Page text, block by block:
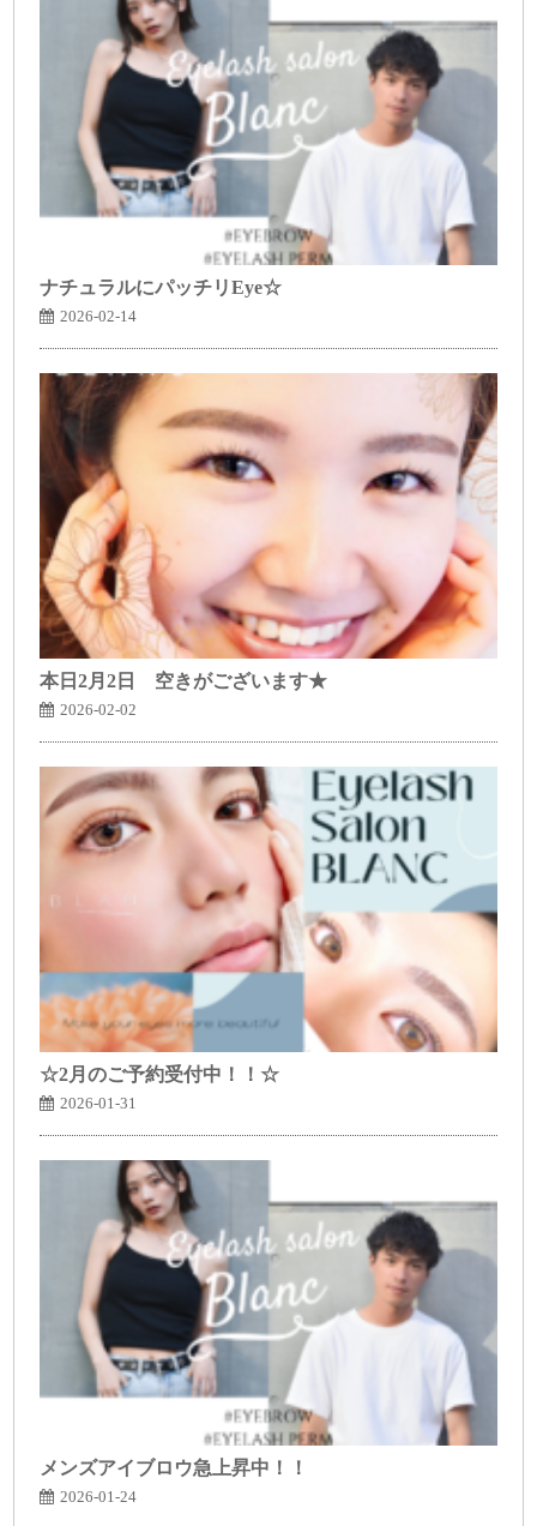
ナチュラルにパッチリEye☆
2026-02-14
本日2月2日 空きがございます★
2026-02-02
☆2月のご予約受付中！！☆
2026-01-31
メンズアイブロウ急上昇中！！
2026-01-24